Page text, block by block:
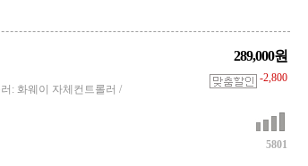
: 화웨이 자체컨트롤러 /
289,000원
-2,800
5801